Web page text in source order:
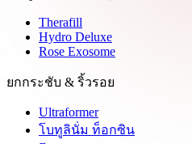
Therafill
Hydro Deluxe
Rose Exosome
ยกกระชับ & ริ้วรอย
Ultraformer
โบทูลินั่ม ท็อกซิน